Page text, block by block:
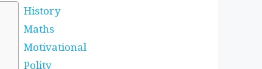
History
Maths
Motivational
Polity